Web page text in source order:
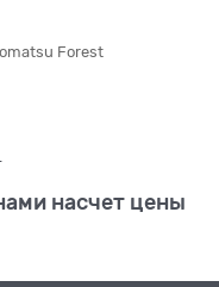
Forest
насчет цены